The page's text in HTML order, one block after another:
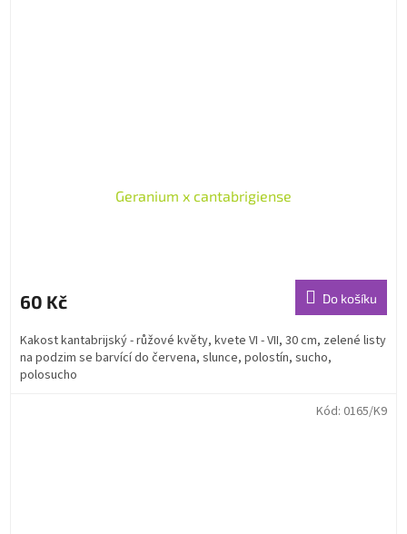
Geranium x cantabrigiense
60 Kč Do košíku
Kakost kantabrijský - růžové květy, kvete VI - VII, 30 cm, zelené listy
na podzim se barvící do červena, slunce, polostín, sucho,
polosucho
Kód: 0165/K9